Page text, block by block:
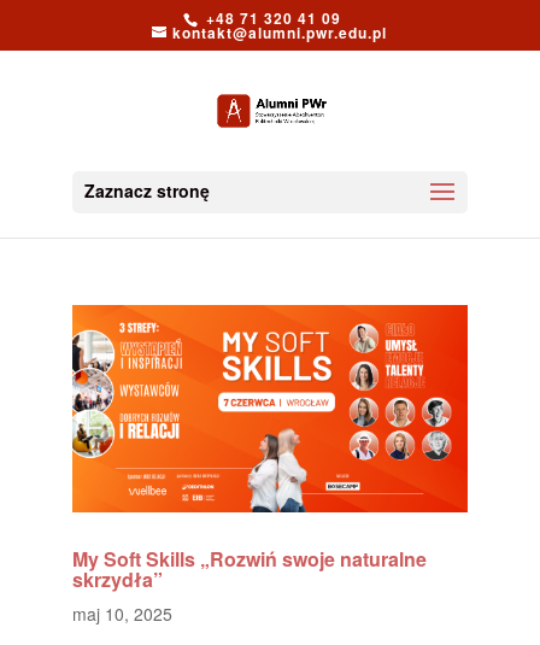
+48 71 320 41 09
kontakt@alumni.pwr.edu.pl
Zaznacz stronę
My Soft Skills „Rozwiń swoje naturalne
skrzydła”
maj 10, 2025